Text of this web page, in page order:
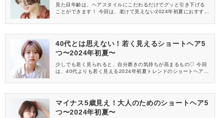
見た目年齢は、ヘアスタイルにこだわるだけでグッと引き下げる
ことができます！ 今回は、老けて見えない2024年初夏におすすめ
ンドヘアを探している方も必見です。
40代とは思えない！若く見えるショートヘア5
つ〜2024年初夏〜
少しでも若く見られると、自分磨きの気持ちが高まるもの♡ 今回
は、40代よりも若く見える2024年初夏トレンドのショートヘアを
見です！
マイナス5歳見え！大人のためのショートヘア5
つ〜2024年初夏〜